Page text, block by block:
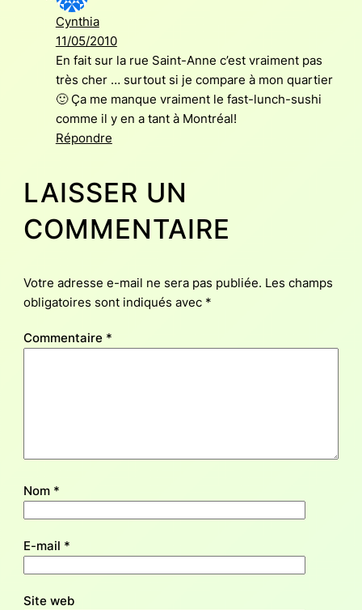
Cynthia
11/05/2010
En fait sur la rue Saint-Anne c’est vraiment pas
très cher … surtout si je compare à mon quartier
🙂 Ça me manque vraiment le fast-lunch-sushi
comme il y en a tant à Montréal!
Répondre
LAISSER UN
COMMENTAIRE
Votre adresse e-mail ne sera pas publiée. Les champs
obligatoires sont indiqués avec *
Commentaire *
Nom *
E-mail *
Site web